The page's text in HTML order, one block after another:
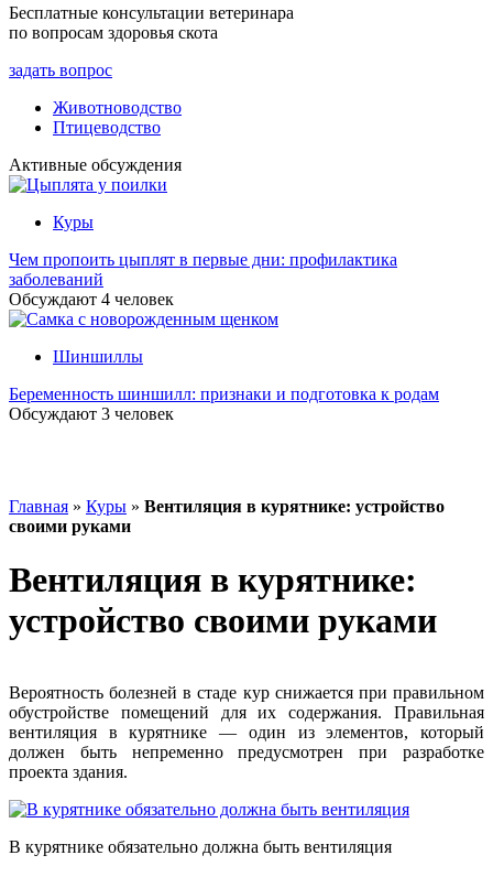
Бесплатные консультации ветеринара
по вопросам здоровья скота
задать вопрос
Животноводство
Птицеводство
Активные обсуждения
Куры
Чем пропоить цыплят в первые дни: профилактика
заболеваний
Обсуждают 4 человек
Шиншиллы
Беременность шиншилл: признаки и подготовка к родам
Обсуждают 3 человек
Главная » Куры » Вентиляция в курятнике: устройство
своими руками
Вентиляция в курятнике:
устройство своими руками
Вероятность болезней в стаде кур снижается при правильном
обустройстве помещений для их содержания. Правильная
вентиляция в курятнике — один из элементов, который
должен быть непременно предусмотрен при разработке
проекта здания.
В курятнике обязательно должна быть вентиляция